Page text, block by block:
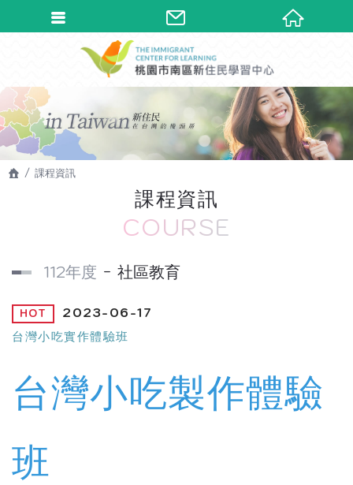
課程資訊
課程資訊
COURSE
112年度 社區教育
2023-06-17
台灣小吃實作體驗班
台灣小吃製作體驗
班